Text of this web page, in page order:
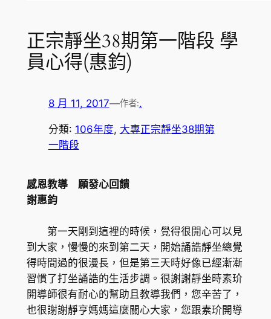
正宗靜坐38期第一階段 學
員心得(惠鈞)
8 月 11, 2017—作者:.
分類: 106年度, 大專正宗靜坐38期第
一階段
感恩教導 願發心回饋
謝惠鈞
第一天剛到這裡的時候，覺得很開心可以見
到大家，慢慢的來到第二天，開始誦誥靜坐總覺
得時間過的很漫長，但是第三天時好像已經漸漸
習慣了打坐誦誥的生活步調。很謝謝靜坐時素玠
開導師很有耐心的幫助且教導我們，您辛苦了，
也很謝謝靜亨媽媽這麼關心大家，您跟素玠開導